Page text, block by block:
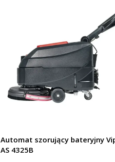
Automat szorujący bateryjny
AS 4325B